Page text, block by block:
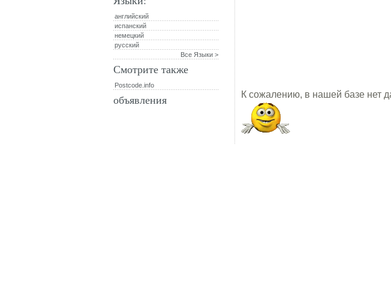
К сожалению, в нашей базе нет
английский
испанский
немецкий
русский
Все Языки >
Смотрите также
Postcode.info
объявления